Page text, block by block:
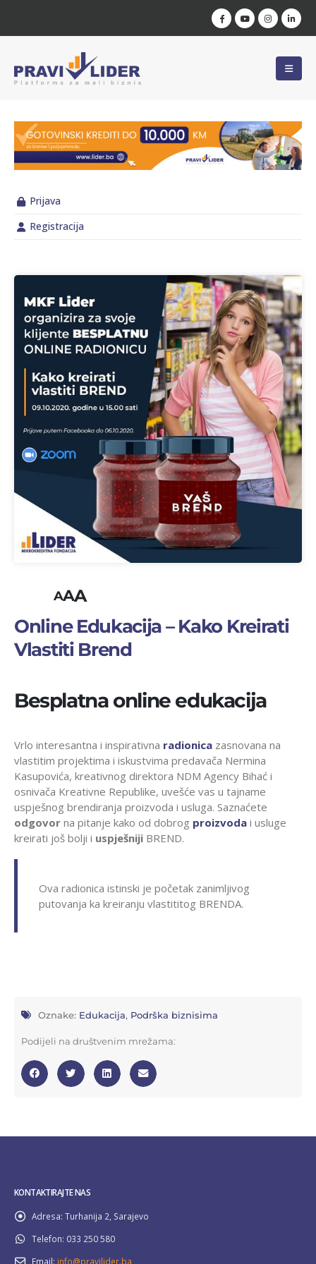
Prijava
Registracija
AAA
Online Edukacija – Kako Kreirati
Vlastiti Brend
Besplatna online edukacija
Vrlo interesantna i inspirativna radionica zasnovana na
vlastitim projektima i iskustvima predavača Nermina
Kasupovića, kreativnog direktora NDM Agency Bihać i
osnivača Kreativne Republike, uvešće vas u tajname
uspješnog brendiranja proizvoda i usluga. Saznaćete
odgovor na pitanje kako od dobrog proizvoda i usluge
kreirati još bolji i uspješniji BREND.
Ova radionica istinski je početak zanimljivog
putovanja ka kreiranju vlastititog BRENDA.
Oznake: Edukacija, Podrška biznisima
Podijeli na društvenim mrežama:
KONTAKTIRAJTE NAS
Adresa: Turhanija 2, Sarajevo
Telefon: 033 250 580
Email: info@pravilider.ba